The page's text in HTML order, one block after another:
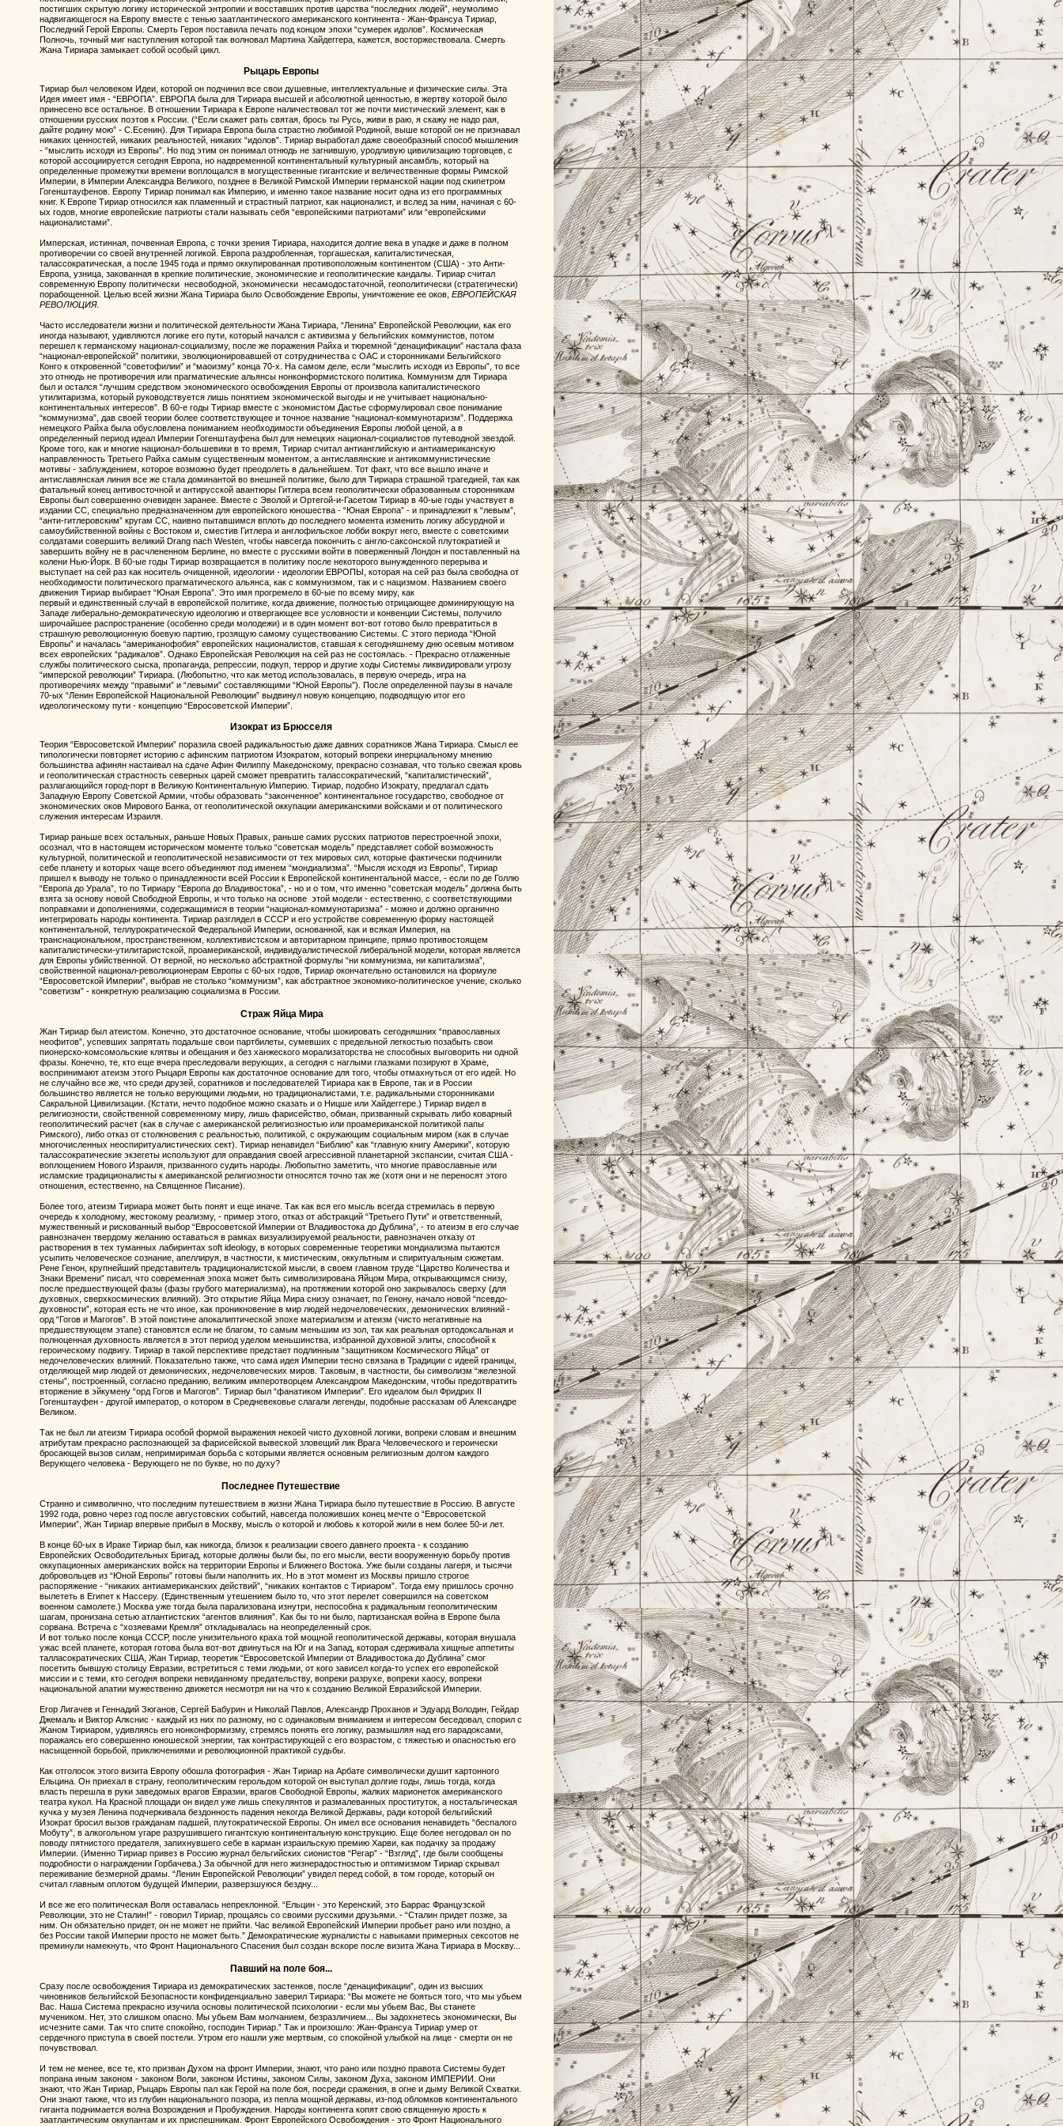
постигших скрытую логику исторической энтропии и восставших против царства “последних людей”, неумолимо
надвигающегося на Европу вместе с тенью заатлантического американского континента - Жан-Франсуа Тириар,
Последний Герой Европы. Смерть Героя поставила печать под концом эпохи “сумерек идолов”. Космическая
Полночь, точный миг наступления которой так волновал Мартина Хайдеггера, кажется, восторжествовала. Смерть
Жана Тириара замыкает собой особый цикл.
Рыцарь Европы
Тириар был человеком Идеи, которой он подчинил все свои душевные, интеллектуальные и физические силы. Эта
Идея имеет имя - “ЕВРОПА”. ЕВРОПА была для Тириара высшей и абсолютной ценностью, в жертву которой было
принесено все остальное. В отношении Тириара к Европе наличествовал тот же почти мистический элемент, как в
отношении русских поэтов к России. (“Если скажет рать святая, брось ты Русь, живи в раю, я скажу не надо рая,
дайте родину мою” - С.Есенин). Для Тириара Европа была страстно любимой Родиной, выше которой он не признавал
никаких ценностей, никаких реальностей, никаких “идолов”. Тириар выработал даже своеобразный способ мышления
- “мыслить исходя из Европы”. Но под этим он понимал отнюдь не загнившую, уродливую цивилизацию торговцев, с
которой ассоциируется сегодня Европа, но надвременной континентальный культурный ансамбль, который на
определенные промежутки времени воплощался в могущественные гигантские и величественные формы Римской
Империи, в Империи Александра Великого, позднее в Великой Римской Империи германской нации под скипетром
Гогенштауфенов. Европу Тириар понимал как Империю, и именно такое название носит одна из его программных
книг. К Европе Тириар относился как пламенный и страстный патриот, как националист, и вслед за ним, начиная с 60-
ых годов, многие европейские патриоты стали называть себя “европейскими патриотами” или “европейскими
националистами”.
Имперская, истинная, почвенная Европа, с точки зрения Тириара, находится долгие века в упадке и даже в полном
противоречии со своей внутренней логикой. Европа раздробленная, торгашеская, капиталистическая,
талассократическая, а после 1945 года и прямо оккупированная противоположным континентом (США) - это Анти-
Европа, узница, закованная в крепкие политические, экономические и геополитические кандалы. Тириар считал
современную Европу политически несвободной, экономически несамодостаточной, геополитически (стратегически)
порабощенной. Целью всей жизни Жана Тириара было Освобождение Европы, уничтожение ее оков, ЕВРОПЕЙСКАЯ
РЕВОЛЮЦИЯ.
Часто исследователи жизни и политической деятельности Жана Тириара, “Ленина” Европейской Революции, как его
иногда называют, удивляются логике его пути, который начался с активизма у бельгийских коммунистов, потом
перешел к германскому национал-социализму, после же поражения Райха и тюремной “денацификации” настала фаза
“национал-европейской” политики, эволюционировавшей от сотрудничества с ОАС и сторонниками Бельгийского
Конго к откровенной “советофилии” и “маоизму” конца 70-х. На самом деле, если “мыслить исходя из Европы”, то все
это отнюдь не противоречия или прагматические альянсы нонконформистского политика. Коммунизм для Тириара
был и остался “лучшим средством экономического освобождения Европы от произвола капиталистического
утилитаризма, который руководствуется лишь понятием экономической выгоды и не учитывает национально-
континентальных интересов”. В 60-е годы Тириар вместе с экономистом Дастье сформулировал свое понимание
“коммунизма”, дав своей теории более соответствующее и точное название “национал-коммунотаризм”. Поддержка
немецкого Райха была обусловлена пониманием необходимости объединения Европы любой ценой, а в
определенный период идеал Империи Гогенштауфена был для немецких национал-социалистов путеводной звездой.
Кроме того, как и многие национал-большевики в то время, Тириар считал антианглийскую и антиамериканскую
направленность Третьего Райха самым существенным моментом, а антиславянские и антикоммунистические
мотивы - заблуждением, которое возможно будет преодолеть в дальнейшем. Тот факт, что все вышло иначе и
антиславянская линия все же стала доминантой во внешней политике, было для Тириара страшной трагедией, так как
фатальный конец антивосточной и антирусской авантюры Гитлера всем геополитически образованным сторонникам
Европы был совершенно очевиден заранее. Вместе с Эволой и Ортегой-и-Гасетом Тириар в 40-ые годы участвует в
издании СС, специально предназначенном для европейского юношества - “Юная Европа” - и принадлежит к “левым”,
“анти-гитлеровским” кругам СС, наивно пытавшимся вплоть до последнего момента изменить логику абсурдной и
самоубийственной войны с Востоком и, сместив Гитлера и англофильское лобби вокруг него, вместе с советскими
солдатами совершить великий Drang nach Westen, чтобы навсегда покончить с англо-саксонской плутократией и
завершить войну не в расчлененном Берлине, но вместе с русскими войти в поверженный Лондон и поставленный на
колени Нью-Йорк. В 60-ые годы Тириар возвращается в политику после некоторого вынужденного перерыва и
выступает на сей раз как носитель очищенной, идеологии - идеологии ЕВРОПЫ, которая на сей раз была свободна от
необходимости политического прагматического альянса, как с коммунизмом, так и с нацизмом. Названием своего
движения Тириар выбирает “Юная Европа”. Это имя прогремело в 60-ые по всему миру, как
первый и единственный случай в европейской политике, когда движение, полностью отрицающее доминирующую на
Западе либерально-демократическую идеологию и отвергающее все условности и конвенции Системы, получило
широчайшее распространение (особенно среди молодежи) и в один момент вот-вот готово было превратиться в
страшную революционную боевую партию, грозящую самому существованию Системы. С этого периода “Юной
Европы” и началась “американофобия” европейских националистов, ставшая к сегодняшнему дню осевым мотивом
всех европейских “радикалов”. Однако Европейская Революция на сей раз не состоялась. - Прекрасно отлаженные
службы политического сыска, пропаганда, репрессии, подкуп, террор и другие ходы Системы ликвидировали угрозу
“имперской революции” Тириара. (Любопытно, что как метод использовалась, в первую очередь, игра на
противоречиях между “правыми” и “левыми” составляющими “Юной Европы”). После определенной паузы в начале
70-ых “Ленин Европейской Национальной Революции” выдвинул новую концепцию, подводящую итог его
идеологическому пути - концепцию “Евросоветской Империи”.
Изократ из Брюсселя
Теория “Евросоветской Империи” поразила своей радикальностью даже давних соратников Жана Тириара. Смысл ее
типологически повторяет историю с афинским патриотом Изократом, который вопреки инерциальному мнению
большинства афинян настаивал на сдаче Афин Филиппу Македонскому, прекрасно сознавая, что только свежая кровь
и геополитическая страстность северных царей сможет превратить талассократический, “капиталистический”,
разлагающийся город-порт в Великую Континентальную Империю. Тириар, подобно Изократу, предлагал сдать
Западную Европу Советской Армии, чтобы образовать “законченное” континентальное государство, свободное от
экономических оков Мирового Банка, от геополитической оккупации американскими войсками и от политического
служения интересам Израиля.
Тириар раньше всех остальных, раньше Новых Правых, раньше самих русских патриотов перестроечной эпохи,
осознал, что в настоящем историческом моменте только “советская модель” представляет собой возможность
культурной, политической и геополитической независимости от тех мировых сил, которые фактически подчинили
себе планету и которых чаще всего объединяют под именем “мондиализма”. “Мысля исходя из Европы”, Тириар
пришел к выводу не только о принадлежности всей России к Европейской континентальной массе, - если по де Голлю
“Европа до Урала”, то по Тириару “Европа до Владивостока”, - но и о том, что именно “советская модель” должна быть
взята за основу новой Свободной Европы, и что только на основе этой модели - естественно, с соответствующими
поправками и дополнениями, содержащимися в теории “национал-коммунотаризма” - можно и должно органично
интегрировать народы континента. Тириар разглядел в СССР и его устройстве современную форму настоящей
континентальной, теллурократической Федеральной Империи, основанной, как и всякая Империя, на
транснациональном, пространственном, коллективистском и авторитарном принципе, прямо противостоящем
капиталистически-утилитаристской, проамериканской, индивидуалистической либеральной модели, которая является
для Европы убийственной. От верной, но несколько абстрактной формулы “ни коммунизма, ни капитализма”,
свойственной национал-революционерам Европы с 60-ых годов, Тириар окончательно остановился на формуле
“Евросоветской Империи”, выбрав не столько “коммунизм”, как абстрактное экономико-политическое учение, сколько
“советизм” - конкретную реализацию социализма в России.
Страж Яйца Мира
Жан Тириар был атеистом. Конечно, это достаточное основание, чтобы шокировать сегодняшних “православных
неофитов”, успевших запрятать подальше свои партбилеты, сумевших с предельной легкостью позабыть свои
пионерско-комсомольские клятвы и обещания и без ханжеского морализаторства не способных выговорить ни одной
фразы. Конечно, те, кто еще вчера преследовали верующих, а сегодня с наглыми глазками позируют в Храме,
воспринимают атеизм этого Рыцаря Европы как достаточное основание для того, чтобы отмахнуться от его идей. Но
не случайно все же, что среди друзей, соратников и последователей Тириара как в Европе, так и в России
большинство является не только верующими людьми, но традиционалистами, т.е. радикальными сторонниками
Сакральной Цивилизации. (Кстати, нечто подобное можно сказать и о Ницше или Хайдеггере.) Тириар видел в
религиозности, свойственной современному миру, лишь фарисейство, обман, призванный скрывать либо коварный
геополитический расчет (как в случае с американской религиозностью или проамериканской политикой папы
Римского), либо отказ от столкновения с реальностью, политикой, с окружающим социальным миром (как в случае
многочисленных неоспиритуалистических сект). Тириар ненавидел “Библию” как “главную книгу Америки”, которую
талассократические экзегеты используют для оправдания своей агрессивной планетарной экспансии, считая США -
воплощением Нового Израиля, призванного судить народы. Любопытно заметить, что многие православные или
исламские традиционалисты к американской религиозности относятся точно так же (хотя они и не переносят этого
отношения, естественно, на Священное Писание).
Более того, атеизм Тириара может быть понят и еще иначе. Так как вся его мысль всегда стремилась в первую
очередь к холодному, жестокому реализму, - пример этого, отказ от абстракций “Третьего Пути” и ответственный,
мужественный и рискованный выбор “Евросоветской Империи от Владивостока до Дублина”, - то атеизм в его случае
равнозначен твердому желанию оставаться в рамках визуализируемой реальности, равнозначен отказу от
растворения в тех туманных лабиринтах soft ideology, в которых современные теоретики мондиализма пытаются
усыпить человеческое сознание, апеллируя, в частности, к мистическим, оккультным и спиритуальным сюжетам.
Рене Генон, крупнейший представитель традиционалистской мысли, в своем главном труде “Царство Количества и
Знаки Времени” писал, что современная эпоха может быть символизирована Яйцом Мира, открывающимся снизу,
после предшествующей фазы (фазы грубого материализма), на протяжении которой оно закрывалось сверху (для
духовных, сверхкосмических влияний). Это открытие Яйца Мира снизу означает, по Генону, начало новой “псевдо-
духовности”, которая есть не что иное, как проникновение в мир людей недочеловеческих, демонических влияний -
орд “Гогов и Магогов”. В этой поистине апокалиптической эпохе материализм и атеизм (чисто негативные на
предшествующем этапе) становятся если не благом, то самым меньшим из зол, так как реальная ортодоксальная и
полноценная духовность является в этот период уделом меньшинства, избранной духовной элиты, способной к
героическому подвигу. Тириар в такой перспективе предстает подлинным “защитником Космического Яйца” от
недочеловеческих влияний. Показательно также, что сама идея Империи тесно связана в Традиции с идеей границы,
отделяющей мир людей от демонических, недочеловеческих миров. Таковым, в частности, бы символизм “железной
стены”, построенный, согласно преданию, великим имперотворцем Александром Македонским, чтобы предотвратить
вторжение в эйкумену “орд Гогов и Магогов”. Тириар был “фанатиком Империи”. Его идеалом был Фридрих II
Гогенштауфен - другой император, о котором в Средневековье слагали легенды, подобные рассказам об Александре
Великом.
Так не был ли атеизм Тириара особой формой выражения некоей чисто духовной логики, вопреки словам и внешним
атрибутам прекрасно распознающей за фарисейской вывеской зловещий лик Врага Человеческого и героически
бросающей вызов силам, непримиримая борьба с которыми является основным религиозным долгом каждого
Верующего человека - Верующего не по букве, но по духу?
Последнее Путешествие
Странно и символично, что последним путешествием в жизни Жана Тириара было путешествие в Россию. В августе
1992 года, ровно через год после августовских событий, навсегда положивших конец мечте о “Евросоветской
Империи”, Жан Тириар впервые прибыл в Москву, мысль о которой и любовь к которой жили в нем более 50-и лет.
В конце 60-ых в Ираке Тириар был, как никогда, близок к реализации своего давнего проекта - к созданию
Европейских Освободительных Бригад, которые должны были бы, по его мысли, вести вооруженную борьбу против
оккупационных американских войск на территории Европы и Ближнего Востока. Уже были созданы лагеря, и тысячи
добровольцев из “Юной Европы” готовы были наполнить их. Но в этот момент из Москвы пришло строгое
распоряжение - “никаких антиамериканских действий”, “никаких контактов с Тириаром”. Тогда ему пришлось срочно
вылететь в Египет к Нассеру. (Единственным утешением было то, что этот перелет совершился на советском
военном самолете.) Москва уже тогда была парализована изнутри, неспособна к радикальным геополитическим
шагам, пронизана сетью атлантистских “агентов влияния”. Как бы то ни было, партизанская война в Европе была
сорвана. Встреча с “хозяевами Кремля” откладывалась на неопределенный срок.
И вот только после конца СССР, после унизительного краха той мощной геополитической державы, которая внушала
ужас всей планете, которая готова была вот-вот двинуться на Юг и на Запад, которая сдерживала хищные аппетиты
талласократических США, Жан Тириар, теоретик “Евросоветской Империи от Владивостока до Дублина” смог
посетить бывшую столицу Евразии, встретиться с теми людьми, от кого зависел когда-то успех его европейской
миссии и с теми, кто сегодня вопреки невиданному предательству, вопреки разрухе, вопреки хаосу, вопреки
национальной апатии мужественно движется несмотря ни на что к созданию Великой Евразийской Империи.
Егор Лигачев и Геннадий Зюганов, Сергей Бабурин и Николай Павлов, Александр Проханов и Эдуард Володин, Гейдар
Джемаль и Виктор Алкснис - каждый из них по разному, но с одинаковым вниманием и интересом беседовал, спорил с
Жаном Тириаром, удивляясь его нонконформизму, стремясь понять его логику, размышляя над его парадоксами,
поражаясь его совершенно юношеской энергии, так контрастирующей с его возрастом, с тяжестью и опасностью его
насыщенной борьбой, приключениями и революционной практикой судьбы.
Как отголосок этого визита Европу обошла фотография - Жан Тириар на Арбате символически душит картонного
Ельцина. Он приехал в страну, геополитическим герольдом которой он выступал долгие годы, лишь тогда, когда
власть перешла в руки заведомых врагов Евразии, врагов Свободной Европы, жалких марионеток американского
театра кукол. На Красной площади он видел уже лишь спекулянтов и размалеванных проституток, а ностальгическая
кучка у музея Ленина подчеркивала бездонность падения некогда Великой Державы, ради которой бельгийский
Изократ бросил вызов гражданам падшей, плутократической Европы. Он имел все основания ненавидеть “беспалого
Мобуту”, в алкогольном угаре разрушившего гигантскую континентальную конструкцию. Еще более негодовал он по
поводу пятнистого предателя, запихнувшего себе в карман израильскую премию Харви, как подачку за продажу
Империи. (Именно Тириар привез в Россию журнал бельгийских сионистов “Регар” - “Взгляд”, где были сообщены
подробности о награждении Горбачева.) За обычной для него жизнерадостностью и оптимизмом Тириар скрывал
переживание безмерной драмы. “Ленин Европейской Революции” увидел перед собой, в том городе, который он
считал главным оплотом будущей Империи, разверзшуюся бездну...
И все же его политическая Воля оставалась непреклонной. “Ельцин - это Керенский, это Баррас Французской
Революции, это не Сталин!” - говорил Тириар, прощаясь со своими русскими друзьями. - “Сталин придет позже, за
ним. Он обязательно придет, он не может не прийти. Час великой Европейский Империи пробьет рано или поздно, а
без России такой Империи просто не может быть.” Демократические журналисты с навыками примерных сексотов не
преминули намекнуть, что Фронт Национального Спасения был создан вскоре после визита Жана Тириара в Москву...
Павший на поле боя...
Сразу после освобождения Тириара из демократических застенков, после “денацификации”, один из высших
чиновников бельгийской Безопасности конфиденциально заверил Тириара: “Вы можете не бояться того, что мы убьем
Вас. Наша Система прекрасно изучила основы политической психологии - если мы убьем Вас, Вы станете
мучеником. Нет, это слишком опасно. Мы убьем Вам молчанием, безразличием... Вы задохнетесь экономически, Вы
исчезните сами. Так что спите спокойно, господин Тириар.” Так и произошло: Жан-Франсуа Тириар умер от
сердечного приступа в своей постели. Утром его нашли уже мертвым, со спокойной улыбкой на лице - смерти он не
почувствовал.
И тем не менее, все те, кто призван Духом на фронт Империи, знают, что рано или поздно правота Системы будет
попрана иным законом - законом Воли, законом Истины, законом Силы, законом Духа, законом ИМПЕРИИ. Они
знают, что Жан Тириар, Рыцарь Европы пал как Герой на поле боя, посреди сражения, в огне и дыму Великой Схватки.
Они знают также, что из глубин национального позора, из пепла мощной державы, из-под обломков континентального
гиганта поднимается волна Возрождения и Пробуждения. Народы континента копят свою священную ярость к
заатлантическим оккупантам и их приспешникам. Фронт Европейского Освобождения - это Фронт Национального